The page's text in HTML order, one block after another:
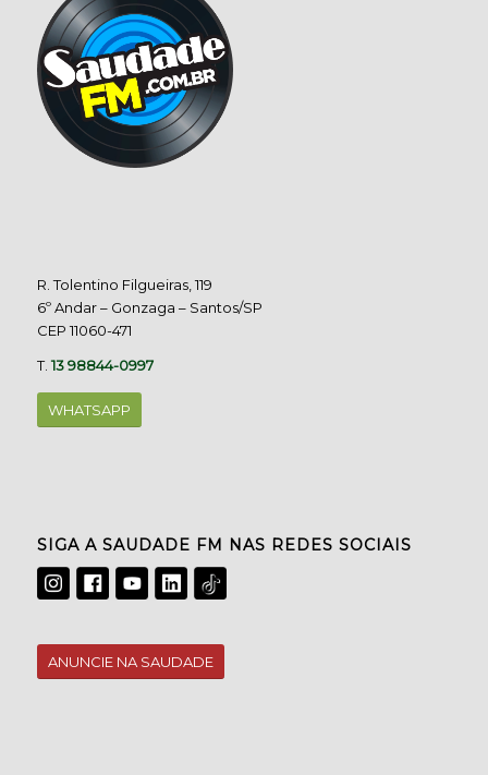
R. Tolentino Filgueiras, 119
6º Andar – Gonzaga – Santos/SP
CEP 11060-471
T.13 98844-0997
WHATSAPP
SIGA A SAUDADE FM NAS REDES SOCIAIS
ANUNCIE NA SAUDADE